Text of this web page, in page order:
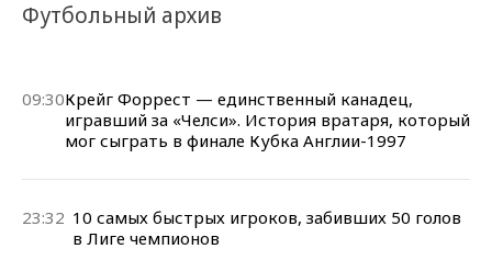
Футбольный архив
09:30Крейг Форрест — единственный канадец,
игравший за «Челси». История вратаря, который
мог сыграть в финале Кубка Англии-1997
23:32 10 самых быстрых игроков, забивших 50 голов
в Лиге чемпионов